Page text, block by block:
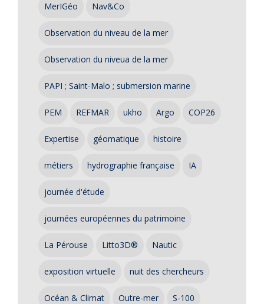
MerIGéo Nav&Co
Observation du niveau de la mer
Observation du niveua de la mer
PAPI ; Saint-Malo ; submersion marine
PEM REFMAR ukho Argo COP26
Expertise géomatique histoire
métiers hydrographie française IA
journée d'étude
journées européennes du patrimoine
La Pérouse Litto3D® Nautic
exposition virtuelle nuit des chercheurs
Océan & Climat Outre-mer S-100